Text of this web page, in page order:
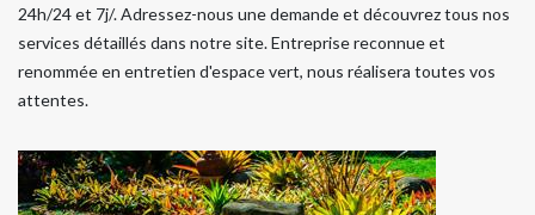
24h/24 et 7j/. Adressez-nous une demande et découvrez tous nos
services détaillés dans notre site. Entreprise reconnue et
renommée en entretien d'espace vert, nous réalisera toutes vos
attentes.